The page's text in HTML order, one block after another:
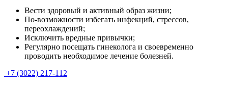
Вести здоровый и активный образ жизни;
По-возможности избегать инфекций, стрессов,
переохлаждений;
Исключить вредные привычки;
Регулярно посещать гинеколога и своевременно
проводить необходимое лечение болезней.
+7 (3022) 217-112